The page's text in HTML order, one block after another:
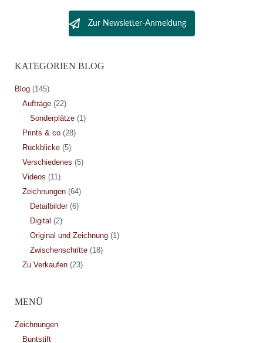
Zur Newsletter-Anmeldung
KATEGORIEN BLOG
Blog(145)
Aufträge(22)
Sonderplätze(1)
Prints & co(28)
Rückblicke(5)
Verschiedenes (5)
Videos (11)
Zeichnungen(64)
Detailbilder(6)
Digital (2)
Original und Zeichnung(1)
Zwischenschritte(18)
Zu Verkaufen(23)
MENÜ
Zeichnungen
Buntstift